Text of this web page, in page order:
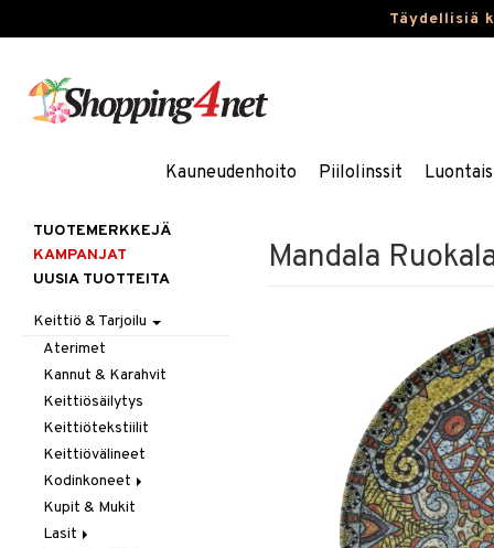
Täydellisiä
Kauneudenhoito Piilolinssit
Mandala
TUOTEMERKKEJÄ
KAMPANJAT
UUSIA TUOTTEITA
Keittiö & Tarjoilu
Aterimet
Kannut & Karahvit
Keittiösäilytys
Keittiötekstiilit
Keittiövälineet
Kodinkoneet
Kahvi, Tee & Espresso
Leivänpaahtimet
Kupit & Mukit
Lasit